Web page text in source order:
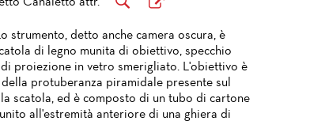
Canaletto attr.
strumento, detto anche camera oscura, è
di legno munita di obiettivo, specchio
proiezione in vetro smerigliato. L'obiettivo è
protuberanza piramidale presente sul
scatola, ed è composto di un tubo di cartone
all'estremità anteriore di una ghiera di